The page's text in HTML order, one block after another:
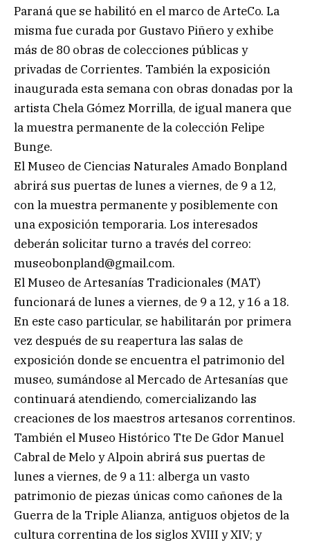
Paraná que se habilitó en el marco de ArteCo. La
misma fue curada por Gustavo Piñero y exhibe
más de 80 obras de colecciones públicas y
privadas de Corrientes. También la exposición
inaugurada esta semana con obras donadas por la
artista Chela Gómez Morrilla, de igual manera que
la muestra permanente de la colección Felipe
Bunge.
El Museo de Ciencias Naturales Amado Bonpland
abrirá sus puertas de lunes a viernes, de 9 a 12,
con la muestra permanente y posiblemente con
una exposición temporaria. Los interesados
deberán solicitar turno a través del correo:
museobonpland@gmail.com.
El Museo de Artesanías Tradicionales (MAT)
funcionará de lunes a viernes, de 9 a 12, y 16 a 18.
En este caso particular, se habilitarán por primera
vez después de su reapertura las salas de
exposición donde se encuentra el patrimonio del
museo, sumándose al Mercado de Artesanías que
continuará atendiendo, comercializando las
creaciones de los maestros artesanos correntinos.
También el Museo Histórico Tte De Gdor Manuel
Cabral de Melo y Alpoin abrirá sus puertas de
lunes a viernes, de 9 a 11: alberga un vasto
patrimonio de piezas únicas como cañones de la
Guerra de la Triple Alianza, antiguos objetos de la
cultura correntina de los siglos XVIII y XIV; y